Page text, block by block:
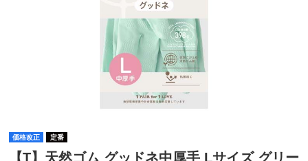
価格改正 定番
【T】天然ゴム グッドネ中厚手 Lサイズ グリー